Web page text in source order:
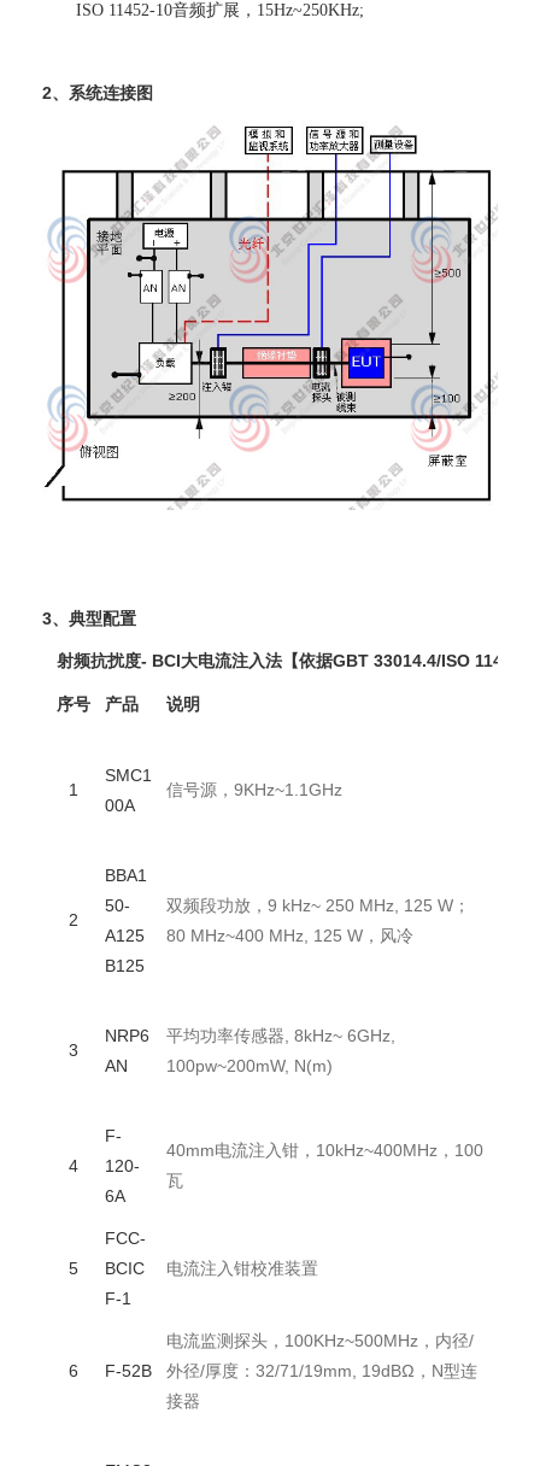
ISO 11452-10音频扩展，15Hz~250KHz;
2、系统连接图
3、典型配置
射频抗扰度- BCI大电流注入法【依据GBT 33014.4/ISO 11452-
序号 产品 说明
1
SMC1
00A
信号源，9KHz~1.1GHz
2
BBA1
50-
A125
B125
双频段功放，9 kHz~ 250 MHz, 125 W；
80 MHz~400 MHz, 125 W，风冷
3
NRP6
AN
平均功率传感器, 8kHz~ 6GHz,
100pw~200mW, N(m)
4
F-
120-
6A
40mm电流注入钳，10kHz~400MHz，100
瓦
5
FCC-
BCIC
F-1
电流注入钳校准装置
6 F-52B
电流监测探头，100KHz~500MHz，内径/
外径/厚度：32/71/19mm, 19dBΩ，N型连
接器